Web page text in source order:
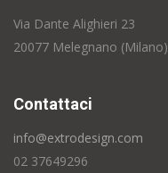
Via Dante Alighieri 23
20077 Melegnano (Milano)
Contattaci
info@extrodesign.com
02 37649296